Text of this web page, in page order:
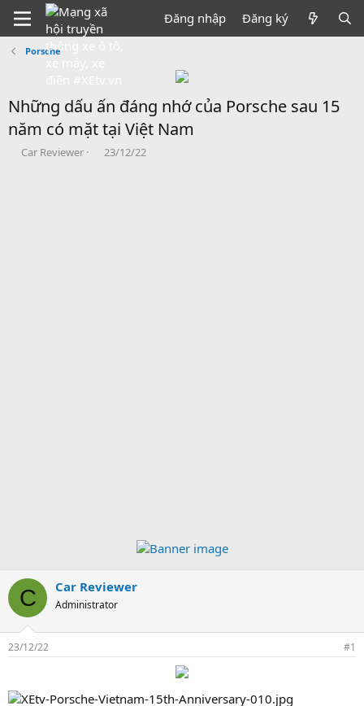
Đăng nhập Đăng ký
Porsche
Những dấu ấn đáng nhớ của Porsche sau 15
năm có mặt tại Việt Nam
B
Car Reviewer
N
23/12/22
C Car Reviewer
Administrator
23/12/22 #1